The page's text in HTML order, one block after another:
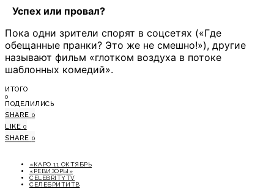
Успех или провал?
Пока одни зрители спорят в соцсетях («Где
обещанные пранки? Это же не смешно!»), другие
называют фильм «глотком воздуха в потоке
шаблонных комедий».
ИТОГО
0
ПОДЕЛИЛИСЬ
SHARE 0
LIKE 0
SHARE 0
«КАРО 11 ОКТЯБРЬ
«РЕВИЗОРЫ»
CELEBRITYTV
СЕЛЕБРИТИТВ